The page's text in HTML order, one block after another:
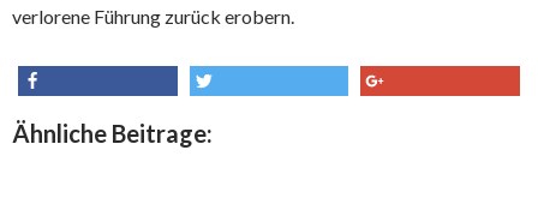
verlorene Führung zurück erobern.
share
Ähnliche Beitrage: